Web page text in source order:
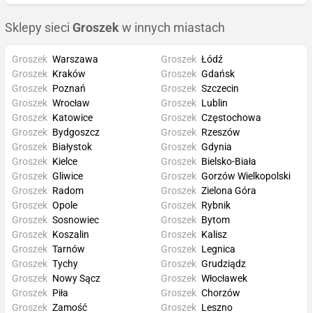
Sklepy sieci Groszek w innych miastach
Groszek Warszawa
Groszek Kraków
Groszek Poznań
Groszek Wrocław
Groszek Łódź
Groszek Gdańsk
Groszek Szczecin
Groszek Lublin
Groszek Katowice
Groszek Bydgoszcz
Groszek Białystok
Groszek Kielce
Groszek Częstochowa
Groszek Rzeszów
Groszek Gdynia
Groszek Bielsko-Biała
Groszek Gliwice
Groszek Radom
Groszek Opole
Groszek Sosnowiec
Groszek Gorzów Wielkopolski
Groszek Zielona Góra
Groszek Rybnik
Groszek Bytom
Groszek Koszalin
Groszek Tarnów
Groszek Tychy
Groszek Nowy Sącz
Groszek Kalisz
Groszek Legnica
Groszek Grudziądz
Groszek Włocławek
Groszek Piła
Groszek Zamość
Groszek Chorzów
Groszek Leszno